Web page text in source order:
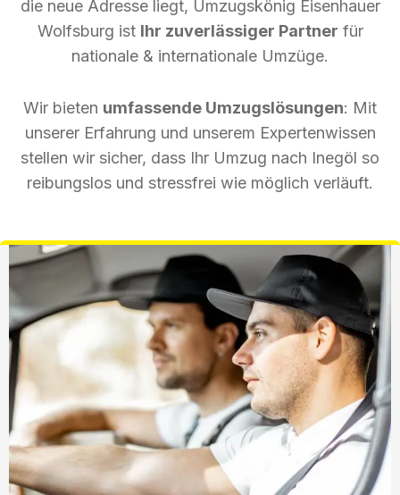
die neue Adresse liegt, Umzugskönig Eisenhauer
Wolfsburg ist Ihr zuverlässiger Partner für
nationale & internationale Umzüge.
Wir bieten umfassende Umzugslösungen: Mit
unserer Erfahrung und unserem Expertenwissen
stellen wir sicher, dass Ihr Umzug nach Inegöl so
reibungslos und stressfrei wie möglich verläuft.